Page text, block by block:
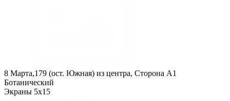
8 Марта,179 (ост. Южная) из центра, Сторона A1
Ботанический
Экраны 5x15